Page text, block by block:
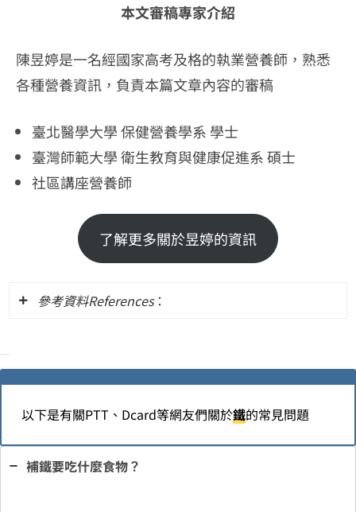
本文審稿專家介紹
陳昱婷是一名經國家高考及格的執業營養師，熟悉
各種營養資訊，負責本篇文章內容的審稿
臺北醫學大學 保健營養學系 學士
臺灣師範大學 衛生教育與健康促進系 碩士
社區講座營養師
了解更多關於昱婷的資訊
參考資料References：
Iron(Skip Navigation LinksHome >
Health Information > Dietary
Supplement Fact Sheets > Iron > Iron –
孕婦如何吃出健康？(首頁 >健康學習資源
>文宣手冊 >健康手冊專區 >孕婦健康手
以下是有關PTT、Dcard等網友們關於鐵的常見問題
補鐵要吃什麼食物？